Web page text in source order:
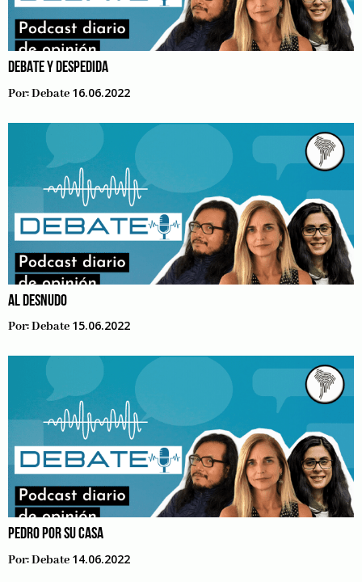
DEBATE Y DESPEDIDA
Por:Debate 16.06.2022
AL DESNUDO
Por:Debate 15.06.2022
PEDRO POR SU CASA
Por:Debate 14.06.2022